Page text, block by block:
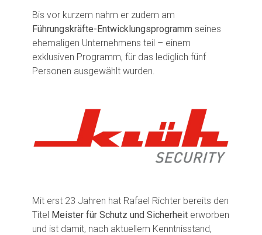
Bis vor kurzem nahm er zudem am
Führungskräfte-Entwicklungsprogramm seines
ehemaligen Unternehmens teil – einem
exklusiven Programm, für das lediglich fünf
Personen ausgewählt wurden.
Mit erst 23 Jahren hat Rafael Richter bereits den
Titel Meister für Schutz und Sicherheit erworben
und ist damit, nach aktuellem Kenntnisstand,